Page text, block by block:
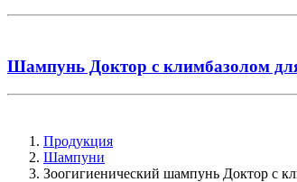
Шампунь Доктор с климбазолом
Продукция
Шампуни
Зоогигиенический шампунь Доктор с